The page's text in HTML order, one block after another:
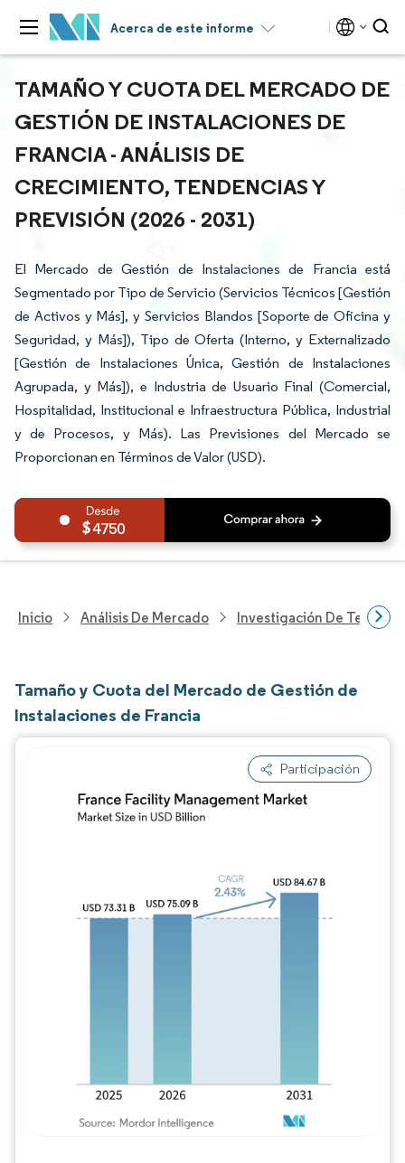
Acerca de este informe
TAMAÑO Y CUOTA DEL MERCADO DE
GESTIÓN DE INSTALACIONES DE
FRANCIA - ANÁLISIS DE
CRECIMIENTO, TENDENCIAS Y
PREVISIÓN (2026 - 2031)
El Mercado de Gestión de Instalaciones de Francia está
Segmentado por Tipo de Servicio (Servicios Técnicos [Gestión
de Activos y Más], y Servicios Blandos [Soporte de Oficina y
Seguridad, y Más]), Tipo de Oferta (Interno, y Externalizado
[Gestión de Instalaciones Única, Gestión de Instalaciones
Agrupada, y Más]), e Industria de Usuario Final (Comercial,
Hospitalidad, Institucional e Infraestructura Pública, Industrial
y de Procesos, y Más). Las Previsiones del Mercado se
Proporcionan en Términos de Valor (USD).
4750
Inicio Análisis De Mercado Investigación De
Tamaño y Cuota del Mercado de Gestión de
Instalaciones de Francia
Participación